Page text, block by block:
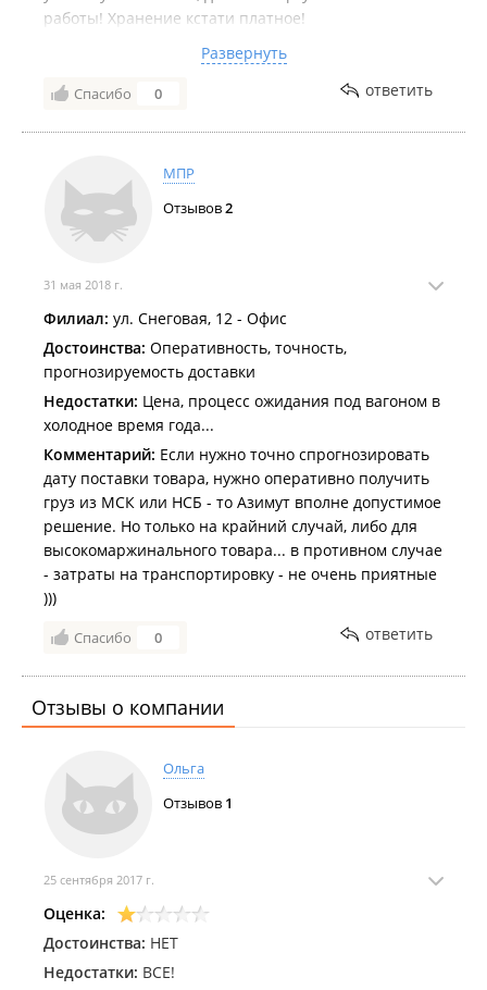
работы! Хранение кстати платное!
Не рекомендую пользоваться
услугами данной компании, там же на лесном
переулке работает компания ***, у них этих
Развернуть
Спасибо 0 ответить
МПР
Отзывов2
31 мая 2018 г.
Филиал: ул. Снеговая, 12 - Офис
Достоинства: Оперативность, точность,
прогнозируемость доставки
Недостатки: Цена, процесс ожидания под вагоном в
холодное время года...
Комментарий: Если нужно точно спрогнозировать
дату поставки товара, нужно оперативно получить
груз из МСК или НСБ - то Азимут вполне допустимое
решение. Но только на крайний случай, либо для
высокомаржинального товара... в противном случае
- затраты на транспортировку - не очень приятные
)))
Спасибо 0 ответить
Отзывы о компании
Ольга
Отзывов 1
25 сентября 2017 г.
Оценка:
Достоинства: НЕТ
Недостатки: ВСЕ!